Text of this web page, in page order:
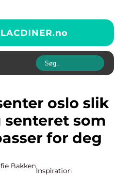
no
som
for deg
Bakken
Inspiration